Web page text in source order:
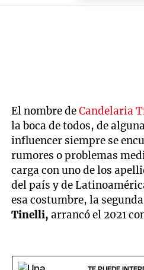
El nombre deCandelaria
la boca de todos, de
influencer siempre se
rumores o problemas
carga con uno de los
del país y de
esa costumbre, la
Tinelli, arrancó el 2021